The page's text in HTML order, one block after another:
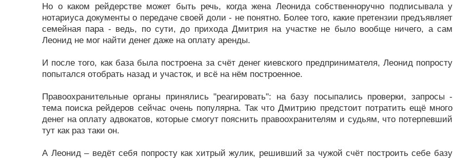
Но о каком рейдерстве может быть речь, когда жена Леонида собственноручно подписывала у
нотариуса документы о передаче своей доли - не понятно. Более того, какие претензии предъявляет
семейная пара - ведь, по сути, до прихода Дмитрия на участке не было вообще ничего, а сам
Леонид не мог найти денег даже на оплату аренды.
И после того, как база была построена за счёт денег киевского предпринимателя, Леонид попросту
попытался отобрать назад и участок, и всё на нём построенное.
Правоохранительные органы принялись "реагировать": на базу посыпались проверки, запросы -
тема поиска рейдеров сейчас очень популярна. Так что Дмитрию предстоит потратить ещё много
денег на оплату адвокатов, которые смогут пояснить правоохранителям и судьям, что потерпевший
тут как раз таки он.
А Леонид – ведёт себя попросту как хитрый жулик, решивший за чужой счёт построить себе базу